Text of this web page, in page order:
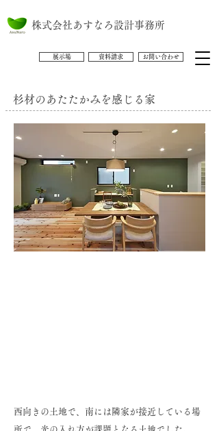
株式会社あすなろ設計事務所
展示場 資料請求 お問い合わせ
杉材のあたたかみを感じる家
西向きの土地で、南には隣家が接近している場